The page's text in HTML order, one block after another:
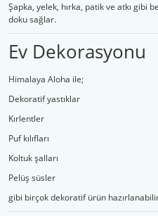
Şapka, yelek, hırka, patik ve atkı gibi
doku sağlar.
Ev Dekorasyonu
Himalaya Aloha ile;
Dekoratif yastıklar
Kırlentler
Puf kılıfları
Koltuk şalları
Pelüş süsler
gibi birçok dekoratif ürün